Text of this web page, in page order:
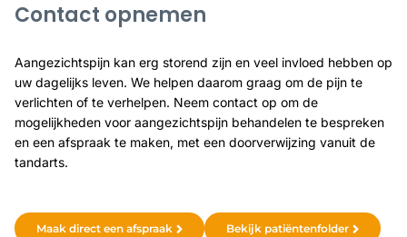
Contact opnemen
Aangezichtspijn kan erg storend zijn en veel invloed hebben op
uw dagelijks leven. We helpen daarom graag om de pijn te
verlichten of te verhelpen. Neem contact op om de
mogelijkheden voor aangezichtspijn behandelen te bespreken
en een afspraak te maken, met een doorverwijzing vanuit de
tandarts.
Maak direct een afspraak Bekijk patiëntenfolder